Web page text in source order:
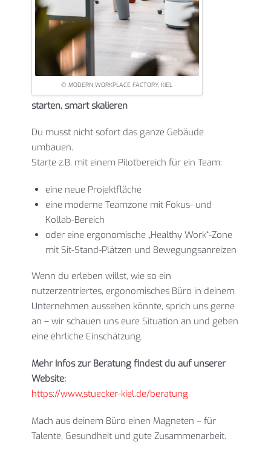
© MODERN WORKPLACE FACTORY, KIEL
starten, smart skalieren
Du musst nicht sofort das ganze Gebäude
umbauen.
Starte z.B. mit einem Pilotbereich für ein Team:
eine neue Projektfläche
eine moderne Teamzone mit Fokus- und
Kollab-Bereich
oder eine ergonomische „Healthy Work“-Zone
mit Sit-Stand-Plätzen und Bewegungsanreizen
Wenn du erleben willst, wie so ein
nutzerzentriertes, ergonomisches Büro in deinem
Unternehmen aussehen könnte, sprich uns gerne
an – wir schauen uns eure Situation an und geben
eine ehrliche Einschätzung.
Mehr Infos zur Beratung findest du auf unserer
Website:
https://www.stuecker-kiel.de/beratung
Mach aus deinem Büro einen Magneten – für
Talente, Gesundheit und gute Zusammenarbeit.